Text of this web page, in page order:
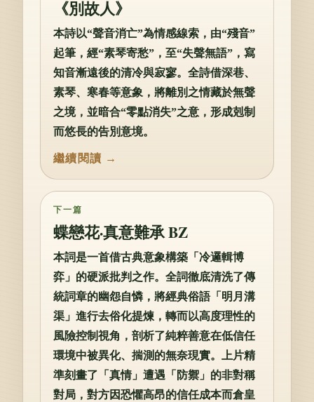
《別故人》
本詩以“聲音消亡”為情感線索，由“殘音”
起筆，經“素琴寄愁”，至“失聲無語”，寫
知音漸遠後的清冷與寂寥。全詩借深巷、
素琴、寒春等意象，將離別之情藏於無聲
之境，並暗合“零點消失”之意，形成剋制
而悠長的告別意境。
下一篇
蝶戀花·真意難承 BZ
本詞是一首借古典意象構築「冷邏輯博
弈」的硬派批判之作。全詞徹底清洗了傳
統詞章的幽怨自憐，將經典俗語「明月溝
渠」進行去俗化提煉，轉而以高度理性的
風險控制視角，剖析了純粹善意在低信任
環境中被異化、揣測的無奈現實。上片精
準刻畫了「真情」遭遇「防禦」的非對稱
對局，對方因恐懼高昂的信任成本而倉皇